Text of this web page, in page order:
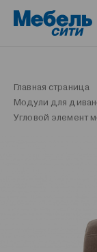
Главная страница
Модули для
Угловой элемент